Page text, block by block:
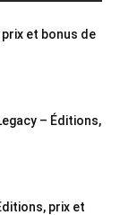
prix et bonus de
– Éditions,
prix et